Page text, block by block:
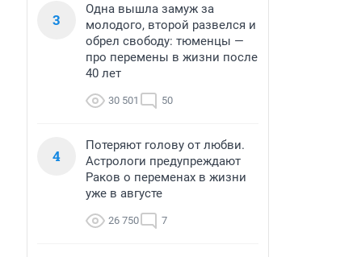
3
Одна вышла замуж за
молодого, второй развелся и
обрел свободу: тюменцы —
про перемены в жизни после
40 лет
30 501 50
4
Потеряют голову от любви.
Астрологи предупреждают
Раков о переменах в жизни
уже в августе
26 750 7